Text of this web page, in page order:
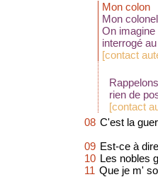
Mon colon
Mon
On
interrogé
[contact
rien de
[contact
08 C'est la
09 Est-ce à
10 Les nobles
11 Que je m'